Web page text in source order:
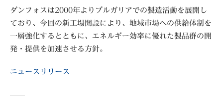
ダンフォスは2000年よりブルガリアでの製造活動を展開し
ており、今回の新工場開設により、地域市場への供給体制を
一層強化するとともに、エネルギー効率に優れた製品群の開
発・提供を加速させる方針。
ニュースリリース